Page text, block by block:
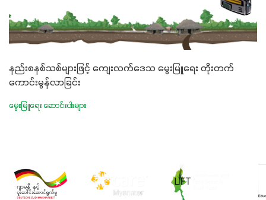
နည်းစနစ်သစ်များဖြင့် ကျေးလက်ဒေသ မွေးမြူရေး တိုးတက်
ကောင်းမွန်လာခြင်း
မွေးမြူရေး ဆောင်းပါးများ